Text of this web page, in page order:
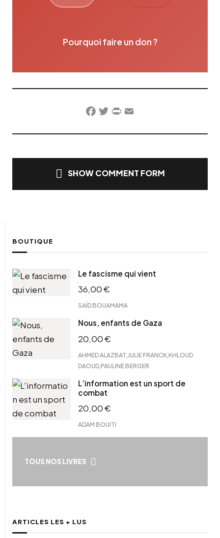
Pourquoi faire un don ?
Facebook
TwitterPrintFriendly
Email
SHOW COMMENT FORM
BOUTIQUE
Le fascisme qui vient
36,00€
SAÏD BOUAMAMA
Nous, enfants de Gaza
20,00€
AHMED ALAZBAT JULIE FRANCK KHLOUD
DAOUD PAULINE BERGER
L’information est un sport de
combat
20,00€
ADAM BOUITI
TOUS NOS LIVRES
ARTICLES LES + LUS